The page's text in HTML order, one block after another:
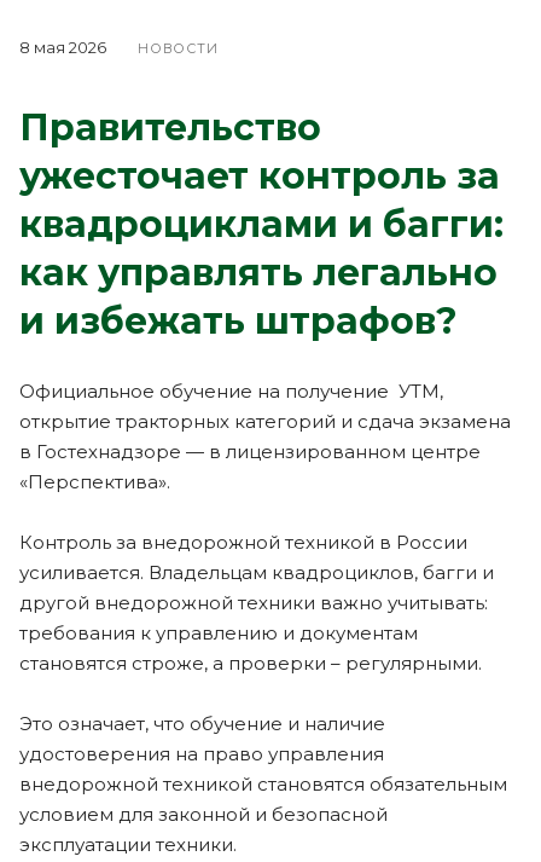
8 мая 2026 НОВОСТИ
Правительство
ужесточает контроль за
квадроциклами и багги:
как управлять легально
и избежать штрафов?
Официальное обучение на получение УТМ,
открытие тракторных категорий и сдача экзамена
в Гостехнадзоре — в лицензированном центре
«Перспектива».
Контроль за внедорожной техникой в России
усиливается. Владельцам квадроциклов, багги и
другой внедорожной техники важно учитывать:
требования к управлению и документам
становятся строже, а проверки – регулярными.
Это означает, что обучение и наличие
удостоверения на право управления
внедорожной техникой становятся обязательным
условием для законной и безопасной
эксплуатации техники.